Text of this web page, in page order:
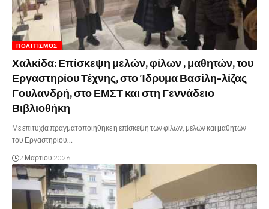
ΠΟΛΙΤΙΣΜΌΣ
Χαλκίδα: Επίσκεψη μελών, φίλων , μαθητών, του
Εργαστηρίου Τέχνης, στο Ίδρυμα Βασίλη-λίζας
Γουλανδρή, στο ΕΜΣΤ και στη Γεννάδειο
Βιβλιοθήκη
Με επιτυχία πραγματοποιήθηκε η επίσκεψη των φίλων, μελών και μαθητών
του Εργαστηρίου…
2 Μαρτίου 2026